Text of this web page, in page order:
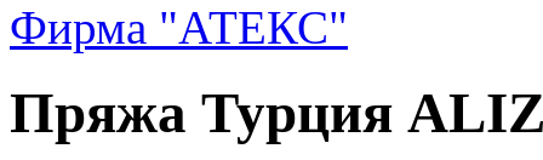
Фирма "АТЕКС"
Пряжа Турция